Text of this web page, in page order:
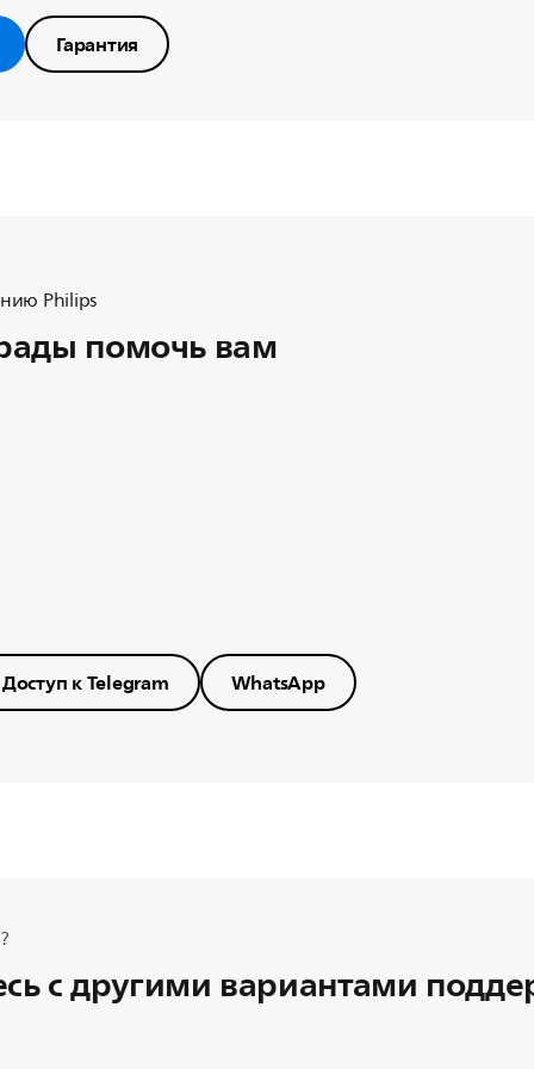
Гарантия
Philips
помочь вам
Доступ к Telegram WhatsApp
с другими вариантами